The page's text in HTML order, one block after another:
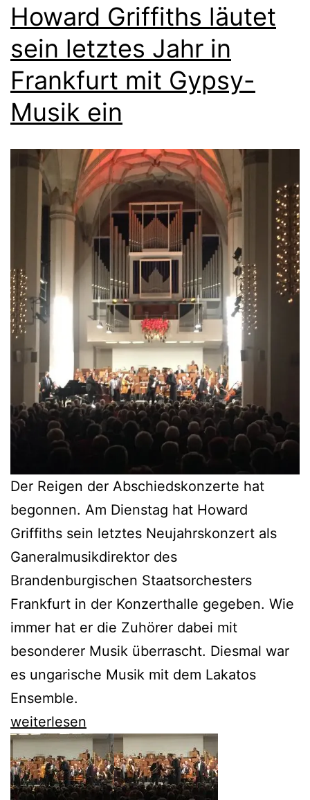
Howard Griffiths läutet
sein letztes Jahr in
Frankfurt mit Gypsy-
Musik ein
Der Reigen der Abschiedskonzerte hat
begonnen. Am Dienstag hat Howard
Griffiths sein letztes Neujahrskonzert als
Ganeralmusikdirektor des
Brandenburgischen Staatsorchesters
Frankfurt in der Konzerthalle gegeben. Wie
immer hat er die Zuhörer dabei mit
besonderer Musik überrascht. Diesmal war
es ungarische Musik mit dem Lakatos
Ensemble.
Howard
Griffiths
läutet
sein
weiterlesen